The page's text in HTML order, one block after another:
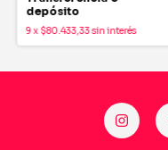
depósito
9x $80.433,33sin interés